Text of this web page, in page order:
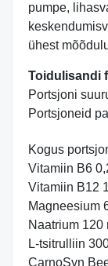
pumpe,
ühest
Toidulisandi
Portsjoni
Portsjoneid
Kogus
Vitamiin B6
Vitamiin B12
Magneesium
Naatrium 120
L-tsitrulliin
CarnoSyn